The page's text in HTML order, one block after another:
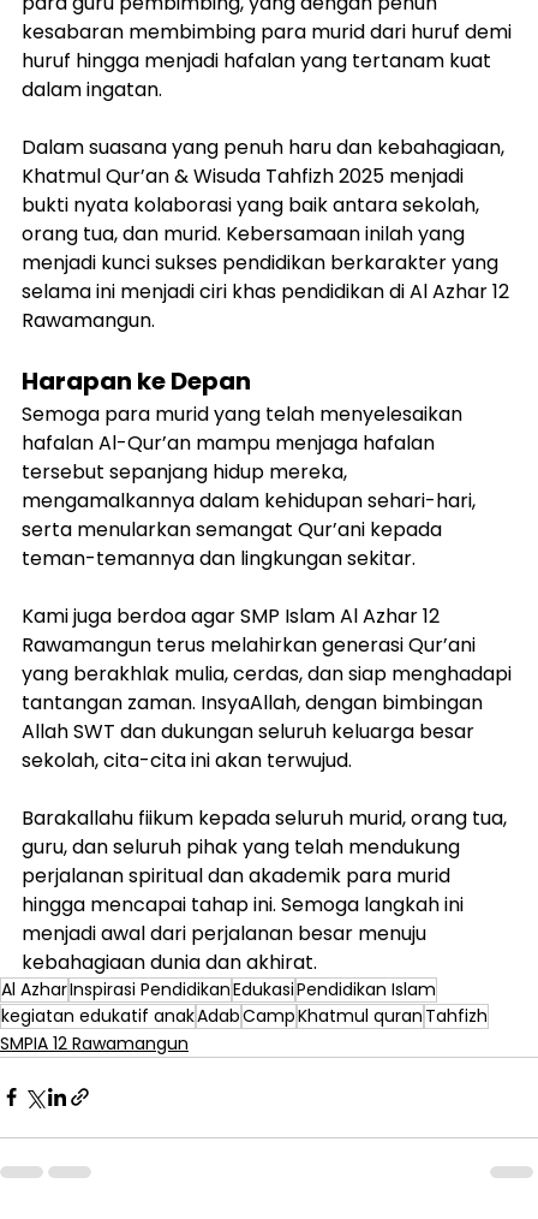
kesabaran membimbing para murid dari huruf demi
huruf hingga menjadi hafalan yang tertanam kuat
dalam ingatan.
Dalam suasana yang penuh haru dan kebahagiaan,
Khatmul Qur’an & Wisuda Tahfizh 2025 menjadi
bukti nyata kolaborasi yang baik antara sekolah,
orang tua, dan murid. Kebersamaan inilah yang
menjadi kunci sukses pendidikan berkarakter yang
selama ini menjadi ciri khas pendidikan di Al Azhar 12
Rawamangun.
Harapan ke Depan
Semoga para murid yang telah menyelesaikan
hafalan Al-Qur’an mampu menjaga hafalan
tersebut sepanjang hidup mereka,
mengamalkannya dalam kehidupan sehari-hari,
serta menularkan semangat Qur’ani kepada
teman-temannya dan lingkungan sekitar.
Kami juga berdoa agar SMP Islam Al Azhar 12
Rawamangun terus melahirkan generasi Qur’ani
yang berakhlak mulia, cerdas, dan siap menghadapi
tantangan zaman. InsyaAllah, dengan bimbingan
Allah SWT dan dukungan seluruh keluarga besar
sekolah, cita-cita ini akan terwujud.
Barakallahu fiikum kepada seluruh murid, orang tua,
guru, dan seluruh pihak yang telah mendukung
perjalanan spiritual dan akademik para murid
hingga mencapai tahap ini. Semoga langkah ini
menjadi awal dari perjalanan besar menuju
kebahagiaan dunia dan akhirat.
Al AzharInspirasi PendidikanEdukasiPendidikan Islam
kegiatan edukatif anakAdabCampKhatmul quran Tahfizh
SMPIA 12 Rawamangun